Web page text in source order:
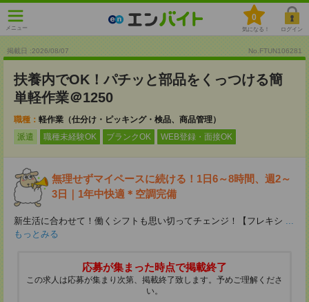
メニュー
0
気になる！ ログイン
掲載日 :2026/08/07 No.FTUN106281
扶養内でOK！パチッと部品をくっつける簡
単軽作業＠1250
職種： 軽作業（仕分け・ピッキング・検品、商品管理）
派遣
職種未経験OK ブランクOK WEB登録・面接OK
無理せずマイペースに続ける！1日6～8時間、週2～
3日｜1年中快適＊空調完備
新生活に合わせて！働くシフトも思い切ってチェンジ！【フレキシ ...
もっとみる
応募が集まった時点で掲載終了
この求人は応募が集まり次第、掲載終了致します。予めご理解くださ
い。